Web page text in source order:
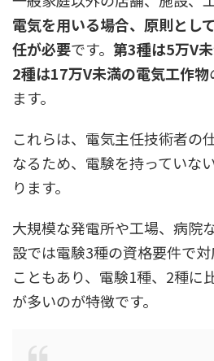
電気を用いる場合、原則とし
任が必要です。 第3種は5万V
2種は17万V未満の電気工作物
ます。
これらは、電気主任技術者の
なるため、電験を持っていな
ります。
大規模な発電所や工場、病院
設では電験3種の資格要件で
こともあり、電験1種、2種に
が多いのが特徴です。